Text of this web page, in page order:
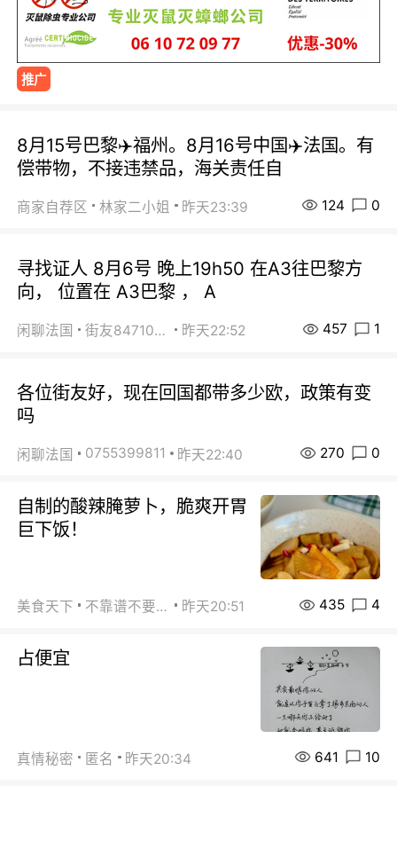
推广
8月15号巴黎✈️福州。8月16号中国✈️法国。有
偿带物，不接违禁品，海关责任自
商家自荐区 林家二小姐 昨天23:39 124 0
寻找证人 8月6号 晚上19h50 在A3往巴黎方
向， 位置在 A3巴黎 ， A
闲聊法国 街友84710671 昨天22:52 457 1
各位街友好，现在回国都带多少欧，政策有变
吗
闲聊法国 0755399811 昨天22:40 270 0
自制的酸辣腌萝卜，脆爽开胃
巨下饭！
美食天下 不靠谱不要联系 昨天20:51 435 4
占便宜
真情秘密 匿名 昨天20:34 641 10